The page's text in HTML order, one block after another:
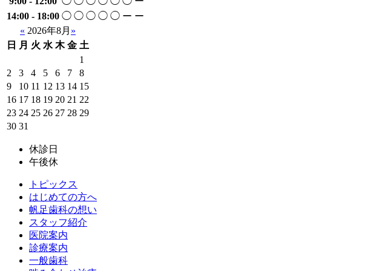
14:00 - 18:00 ◯ ◯ ◯ ◯ ◯ ー ー
« 2026年8月 »
日
月 火 水 木 金 土
1
2
3 4 5 6 7
8
9
10 11 12 13 14 15
16 17 18 19 20 21 22
23 24 25 26 27 28 29
30 31
休診日
午後休
トピックス
はじめての方へ
帆足歯科の想い
スタッフ紹介
医院案内
診療案内
一般歯科